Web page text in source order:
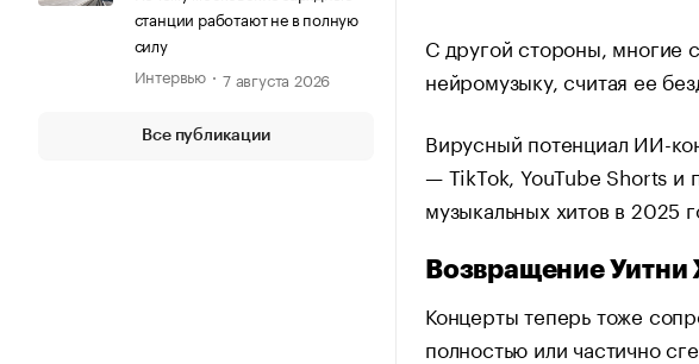
станции работают не в полную
силу
Интервью
7 августа 2026
Все публикации
С другой стороны, многие
нейромузыку, считая ее
Вирусный потенциал ИИ-
— TikTok, YouTube Shorts и
музыкальных хитов в 2025
Возвращение Уитни
Концерты теперь тоже
полностью или частично